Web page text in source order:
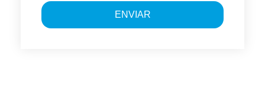
ENVIAR